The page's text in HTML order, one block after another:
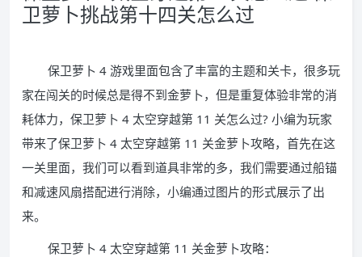
卫萝卜挑战第十四关怎么过
保卫萝卜 4 游戏里面包含了丰富的主题和关卡，很多玩
家在闯关的时候总是得不到金萝卜，但是重复体验非常的消
耗体力，保卫萝卜 4 太空穿越第 11 关怎么过? 小编为玩家
带来了保卫萝卜 4 太空穿越第 11 关金萝卜攻略，首先在这
一关里面，我们可以看到道具非常的多，我们需要通过船锚
和减速风扇搭配进行消除，小编通过图片的形式展示了出
来。
保卫萝卜 4 太空穿越第 11 关金萝卜攻略：